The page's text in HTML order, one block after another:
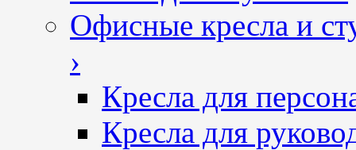
Офисные кресла и
›
Кресла для
Кресла для